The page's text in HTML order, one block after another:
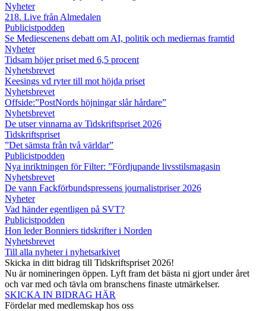
Nyheter
218. Live från Almedalen
Publicistpodden
Se Mediescenens debatt om AI, politik och mediernas framtid
Nyheter
Tidsam höjer priset med 6,5 procent
Nyhetsbrevet
Keesings vd ryter till mot höjda priset
Nyhetsbrevet
Offside:”PostNords höjningar slår hårdare”
Nyhetsbrevet
De utser vinnarna av Tidskriftspriset 2026
Tidskriftspriset
”Det sämsta från två världar”
Publicistpodden
Nya inriktningen för Filter: ”Fördjupande livsstilsmagasin
Nyhetsbrevet
De vann Fackförbundspressens journalistpriser 2026
Nyheter
Vad händer egentligen på SVT?
Publicistpodden
Hon leder Bonniers tidskrifter i Norden
Nyhetsbrevet
Till alla nyheter i nyhetsarkivet
Skicka in ditt bidrag till Tidskriftspriset 2026!
Nu är nomineringen öppen. Lyft fram det bästa ni gjort under året
och var med och tävla om branschens finaste utmärkelser.
SKICKA IN BIDRAG HÄR
Fördelar med medlemskap hos oss